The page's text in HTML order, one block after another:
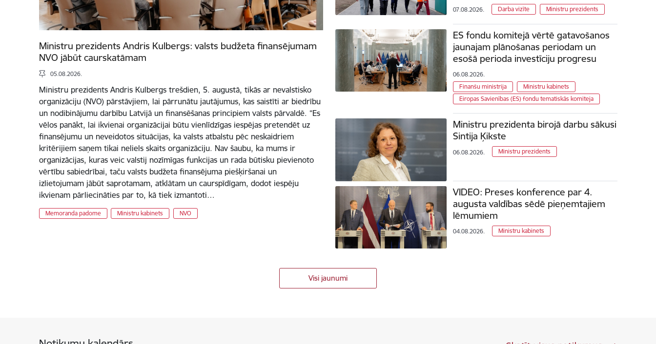
Ministru prezidents Andris Kulbergs: valsts budžeta finansējumam
NVO jābūt caurskatāmam
05.08.2026.
Ministru prezidents Andris Kulbergs trešdien, 5. augustā, tikās ar nevalstisko
organizāciju (NVO) pārstāvjiem, lai pārrunātu jautājumus, kas saistīti ar biedrību
un nodibinājumu darbību Latvijā un finansēšanas principiem valsts pārvaldē. “Es
vēlos panākt, lai ikvienai organizācijai būtu vienlīdzīgas iespējas pretendēt uz
finansējumu un neveidotos situācijas, ka valsts atbalstu pēc neskaidriem
kritērijiem saņem tikai neliels skaits organizāciju. Nav šaubu, ka mums ir
organizācijas, kuras veic valstij nozīmīgas funkcijas un rada būtisku pievienoto
vērtību sabiedrībai, taču valsts budžeta finansējuma piešķiršanai un
izlietojumam jābūt saprotamam, atklātam un caurspīdīgam, dodot iespēju
ikvienam pārliecināties par to, kā tiek izmantoti…
Memoranda padome Ministru kabinets NVO
07.08.2026. Darba vizīte Ministru prezidents
ES fondu komitejā vērtē gatavošanos
jaunajam plānošanas periodam un
esošā perioda investīciju progresu
06.08.2026.
Finanšu ministrija
Ministru kabinets
Eiropas Savienības (ES) fondu tematiskās komiteja
Ministru prezidenta birojā darbu sākusi
Sintija Ķikste
06.08.2026. Ministru prezidents
VIDEO: Preses konference par 4.
augusta valdības sēdē pieņemtajiem
lēmumiem
04.08.2026. Ministru kabinets
Visi jaunumi